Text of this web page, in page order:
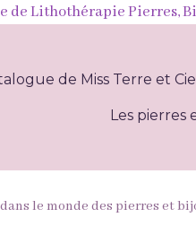
de Lithothérapie Pierres,
de Miss Terre et Ciel
Les pierres
le monde des pierres et